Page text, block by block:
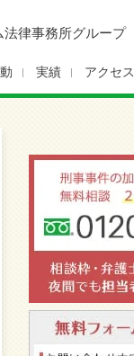
法律事務所グループ
実績 アクセス